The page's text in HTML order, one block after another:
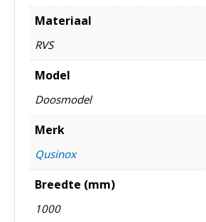
Materiaal
RVS
Model
Doosmodel
Merk
Qusinox
Breedte (mm)
1000